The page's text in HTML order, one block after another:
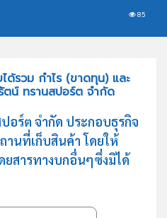
85
ด้รวม กำไร (ขาดทุน) และ
น์ ทรานสปอร์ต จำกัด
อร์ต จำกัด ประกอบธุรกิจ
านที่เก็บสินค้า โดยให้
ยสารทางบกอื่นๆซึ่งมิได้